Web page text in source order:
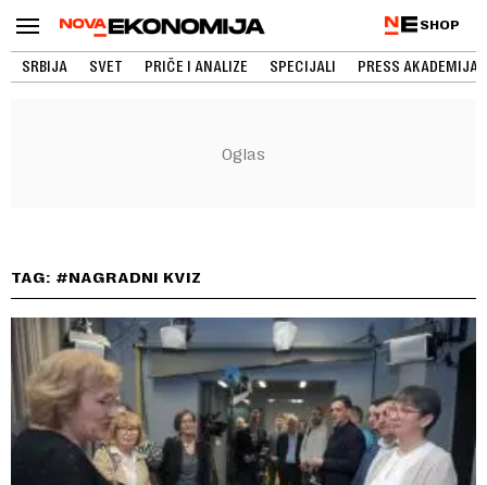
SHOP
SRBIJA SVET PRIČE I ANALIZE SPECIJALI PRESS AKADEMIJA
TAG: #NAGRADNI KVIZ